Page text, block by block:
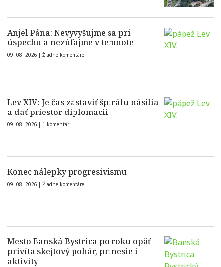
Anjel Pána: Nevyvyšujme sa pri
úspechu a nezúfajme v temnote
09. 08. 2026 | Žiadne komentáre
Lev XIV.: Je čas zastaviť špirálu násilia
a dať priestor diplomacii
09. 08. 2026 | 1 komentár
Konec nálepky progresivismu
09. 08. 2026 | Žiadne komentáre
Mesto Banská Bystrica po roku opäť
privíta skejtový pohár, prinesie i
aktivity